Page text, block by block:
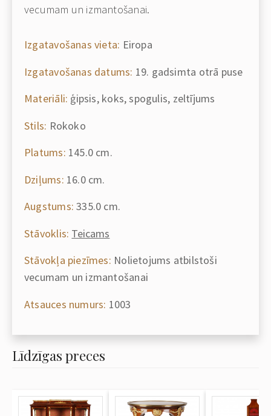
vecumam un izmantošanai.
Izgatavošanas vieta: Eiropa
Izgatavošanas datums: 19. gadsimta otrā puse
Materiāli: ģipsis, koks, spogulis, zeltījums
Stils: Rokoko
Platums: 145.0 cm.
Dziļums: 16.0 cm.
Augstums: 335.0 cm.
Stāvoklis: Teicams
Stāvokļa piezīmes: Nolietojums atbilstoši
vecumam un izmantošanai
Atsauces numurs: 1003
Līdzīgas preces